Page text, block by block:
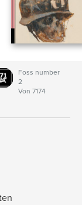
Foss number
2
Von 7174